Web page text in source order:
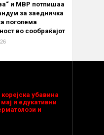
и МВР потпишаа
за заедничка
поголема
во сообраќајот
убавина
и едукативни
и